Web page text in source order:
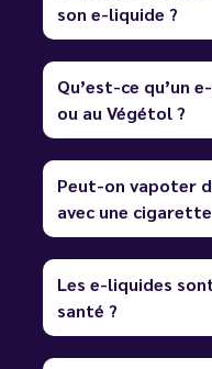
son e-liquide ?
Qu’est-ce qu’un
ou au Végétol ?
Peut-on vapoter
avec une
Les e-liquides
santé ?